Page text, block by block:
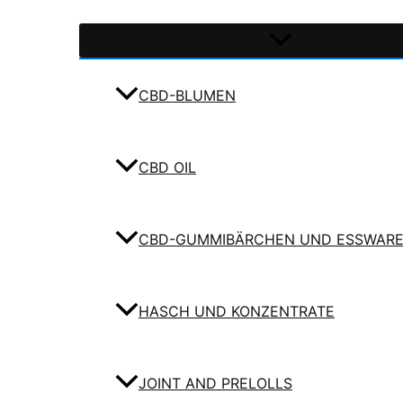
CBD-BLUMEN
CBD OIL
CBD-GUMMIBÄRCHEN UND
HASCH UND KONZENTRATE
JOINT AND PRELOLLS